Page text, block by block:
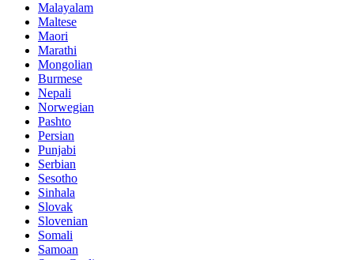
Malayalam
Maltese
Maori
Marathi
Mongolian
Burmese
Nepali
Norwegian
Pashto
Persian
Punjabi
Serbian
Sesotho
Sinhala
Slovak
Slovenian
Somali
Samoan